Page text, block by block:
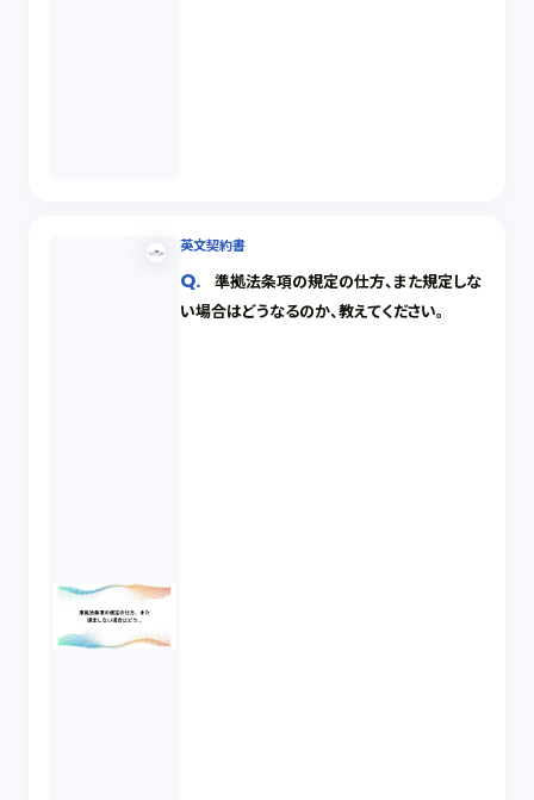
英文契約書
準拠法条項の規定の仕方、また規定しな
い場合はどうなるのか、教えてください。